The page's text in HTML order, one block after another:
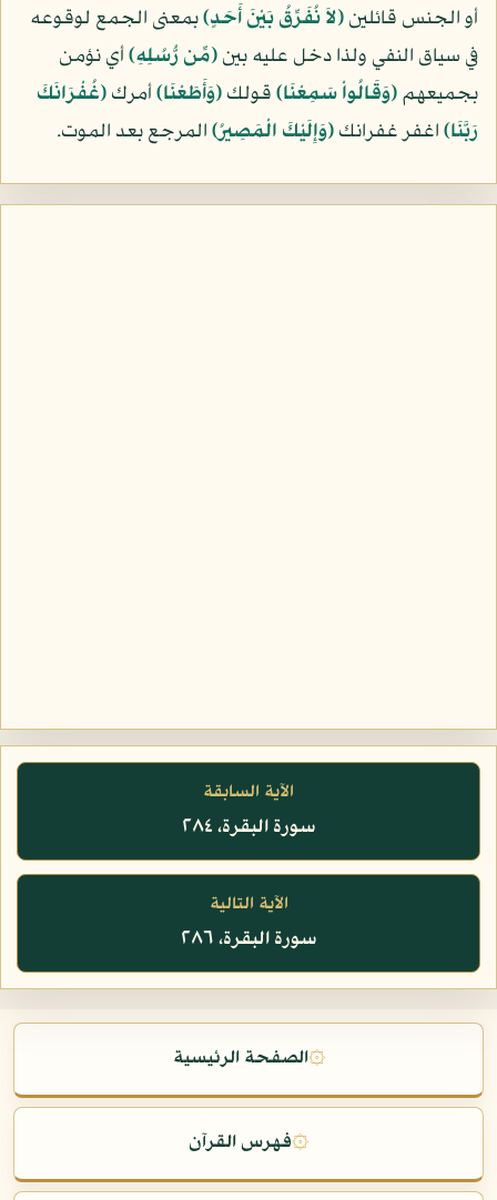
أو الجنس قائلين﴿لاَ نُفَرِّقُ بَيْنَ أَحَدٍ﴾بمعنى الجمع لوقوعه
في سياق النفي ولذا دخل عليه بين﴿مِّن رُّسُلِهِ﴾أي نؤمن
بجميعهم﴿وَقَالُواْ سَمِعْنَا﴾قولك﴿وَأَطَعْنَا﴾أمرك﴿غُفْرَانَكَ
رَبَّنَا﴾اغفر غفرانك﴿وَإِلَيْكَ الْمَصِيرُ﴾المرجع بعد الموت.
الآية السابقة
سورة البقرة، ٢٨٤
الآية التالية
سورة البقرة، ٢٨٦
۞الصفحة الرئيسية
۞فهرس القرآن